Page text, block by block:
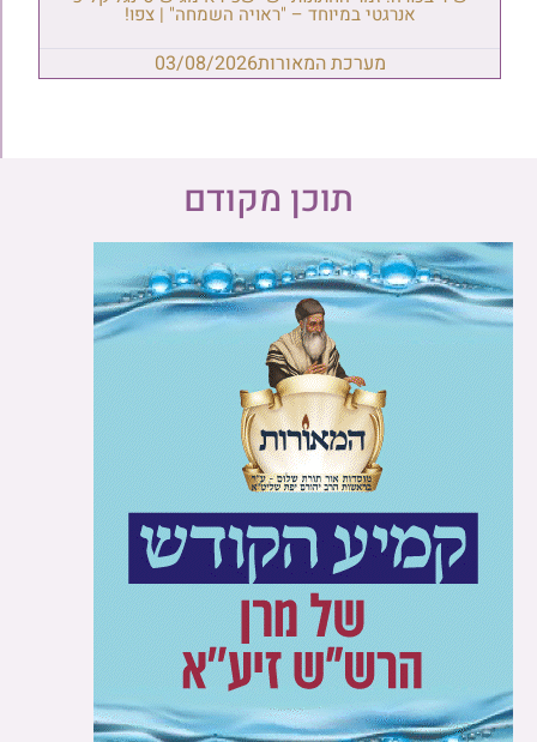
אנרגטי במיוחד – "ראויה השמחה" | צפו!
מערכת המאורות03/08/2026
תוכן מקודם